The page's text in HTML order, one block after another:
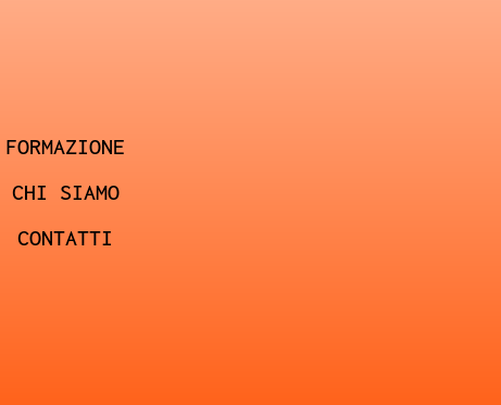
FORMAZIONE
CHI SIAMO
CONTATTI